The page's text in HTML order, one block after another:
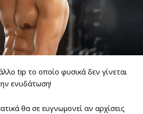
tip το οποίο φυσικά δεν γίνεται
ενυδάτωση!
θα σε ευγνωμονεί αν αρχίσεις